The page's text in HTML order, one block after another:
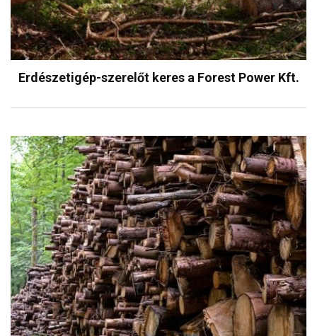
Erdészetigép-szerelőt keres a Forest Power Kft.